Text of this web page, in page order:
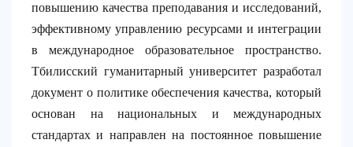
повышению качества преподавания и исследований,
эффективному управлению ресурсами и интеграции
в международное образовательное пространство.
Тбилисский гуманитарный университет разработал
документ о политике обеспечения качества, который
основан на национальных и международных
стандартах и направлен на постоянное повышение